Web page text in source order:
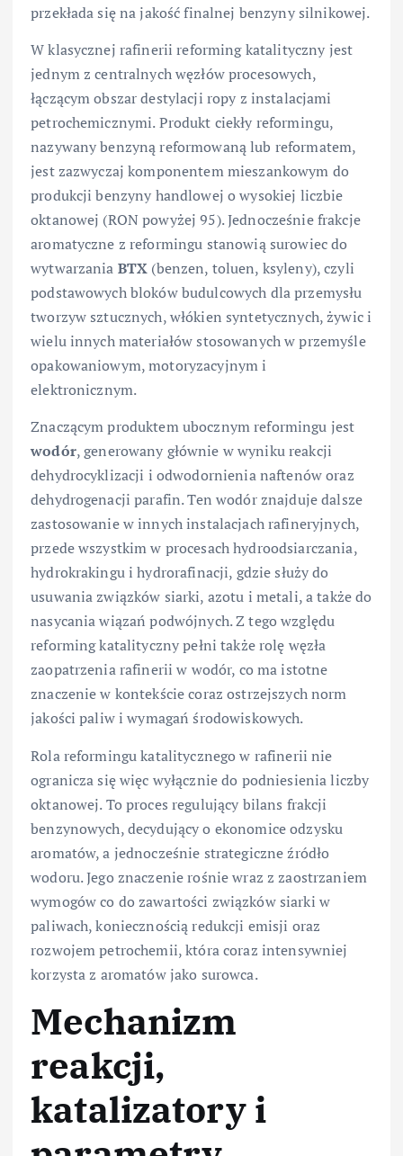
przekłada się na jakość finalnej benzyny silnikowej.
W klasycznej rafinerii reforming katalityczny jest
jednym z centralnych węzłów procesowych,
łączącym obszar destylacji ropy z instalacjami
petrochemicznymi. Produkt ciekły reformingu,
nazywany benzyną reformowaną lub reformatem,
jest zazwyczaj komponentem mieszankowym do
produkcji benzyny handlowej o wysokiej liczbie
oktanowej (RON powyżej 95). Jednocześnie frakcje
aromatyczne z reformingu stanowią surowiec do
wytwarzania BTX (benzen, toluen, ksyleny), czyli
podstawowych bloków budulcowych dla przemysłu
tworzyw sztucznych, włókien syntetycznych, żywic i
wielu innych materiałów stosowanych w przemyśle
opakowaniowym, motoryzacyjnym i
elektronicznym.
Znaczącym produktem ubocznym reformingu jest
wodór, generowany głównie w wyniku reakcji
dehydrocyklizacji i odwodornienia naftenów oraz
dehydrogenacji parafin. Ten wodór znajduje dalsze
zastosowanie w innych instalacjach rafineryjnych,
przede wszystkim w procesach hydroodsiarczania,
hydrokrakingu i hydrorafinacji, gdzie służy do
usuwania związków siarki, azotu i metali, a także do
nasycania wiązań podwójnych. Z tego względu
reforming katalityczny pełni także rolę węzła
zaopatrzenia rafinerii w wodór, co ma istotne
znaczenie w kontekście coraz ostrzejszych norm
jakości paliw i wymagań środowiskowych.
Rola reformingu katalitycznego w rafinerii nie
ogranicza się więc wyłącznie do podniesienia liczby
oktanowej. To proces regulujący bilans frakcji
benzynowych, decydujący o ekonomice odzysku
aromatów, a jednocześnie strategiczne źródło
wodoru. Jego znaczenie rośnie wraz z zaostrzaniem
wymogów co do zawartości związków siarki w
paliwach, koniecznością redukcji emisji oraz
rozwojem petrochemii, która coraz intensywniej
korzysta z aromatów jako surowca.
Mechanizm
reakcji,
katalizatory i